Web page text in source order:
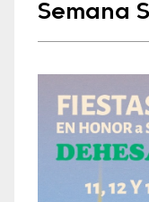
Semana